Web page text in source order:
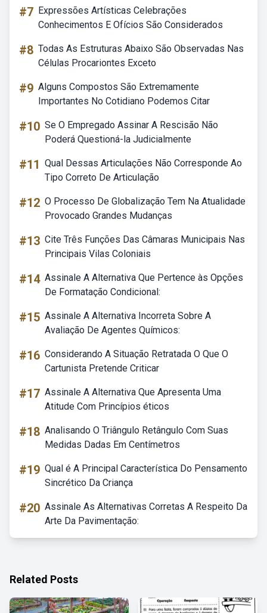
#7 Expressões Artísticas Celebrações
Conhecimentos E Ofícios São Considerados
#8 Todas As Estruturas Abaixo São Observadas Nas
Células Procariontes Exceto
#9 Alguns Compostos São Extremamente
Importantes No Cotidiano Podemos Citar
#10 Se O Empregado Assinar A Rescisão Não
Poderá Questioná-la Judicialmente
#11 Qual Dessas Articulações Não Corresponde Ao
Tipo Correto De Articulação
#12 O Processo De Globalização Tem Na Atualidade
Provocado Grandes Mudanças
#13 Cite Três Funções Das Câmaras Municipais Nas
Principais Vilas Coloniais
#14 Assinale A Alternativa Que Pertence às Opções
De Formatação Condicional:
#15 Assinale A Alternativa Incorreta Sobre A
Avaliação De Agentes Químicos:
#16 Considerando A Situação Retratada O Que O
Cartunista Pretende Criticar
#17 Assinale A Alternativa Que Apresenta Uma
Atitude Com Princípios éticos
#18 Analisando O Triângulo Retângulo Com Suas
Medidas Dadas Em Centímetros
#19 Qual é A Principal Característica Do Pensamento
Sincrético Da Criança
#20 Assinale As Alternativas Corretas A Respeito Da
Arte Da Pavimentação:
Related Posts